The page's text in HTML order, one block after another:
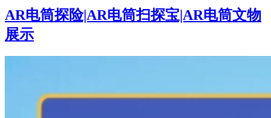
AR电筒探险|AR电筒扫探宝|AR电筒文物
展示